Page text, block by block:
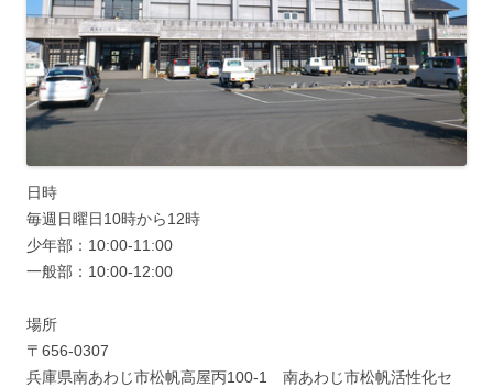
日時
毎週日曜日10時から12時
少年部：10:00-11:00
一般部：10:00-12:00
場所
〒656-0307
兵庫県南あわじ市松帆高屋丙100-1 南あわじ市松帆活性化セ